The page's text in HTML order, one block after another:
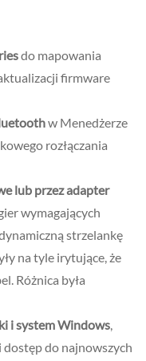
do mapowania
firmware
w Menedżerze
rozłączania
lub przez adapter
wymagających
strzelankę
na tyle irytujące, że
Różnica była
i system Windows,
do najnowszych